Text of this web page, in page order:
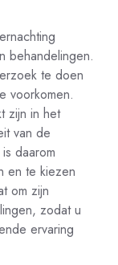
behandelingen.
te doen
voorkomen.
zijn in het
van de
daarom
en te kiezen
om zijn
zodat u
ervaring